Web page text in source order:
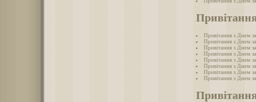
Привітання з Днем
Привітання з Днем
Привітання з Днем
Привітання з Днем
Привітання з Днем
Привітання з Днем
Привітання з Днем
Привітання з Днем